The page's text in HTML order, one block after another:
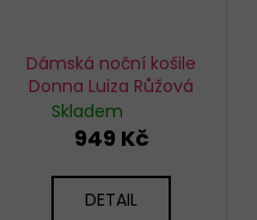
Dámská noční košile
Donna Luiza Růžová
Skladem
949 Kč
DETAIL